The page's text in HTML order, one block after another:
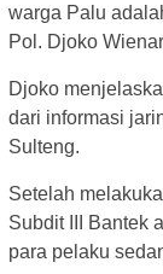
warga Palu
Pol. Djoko
Djoko
dari informasi
Sulteng.
Setelah
Subdit III Bantek
para pelaku